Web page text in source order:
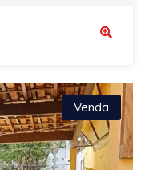
Venda